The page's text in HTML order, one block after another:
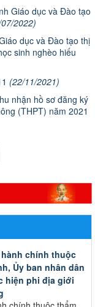
Giáo dục và Đào tạo
2022)
dục và Đào tạo thị
sinh nghèo hiếu
(22/11/2021)
nhận hồ sơ đăng ký
(THPT) năm 2021
chính thuộc
Ủy ban nhân dân
hiện phi địa giới